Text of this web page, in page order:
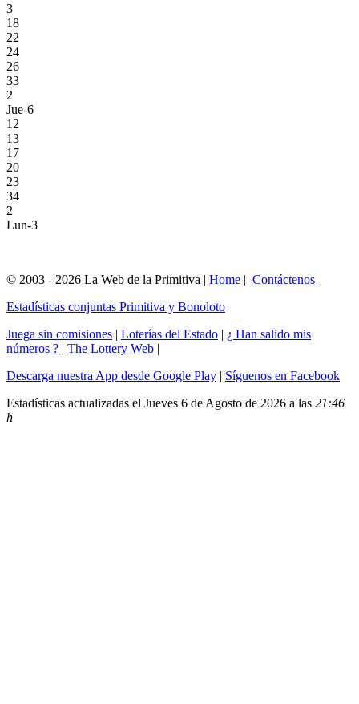
3
18
22
24
26
33
2
Jue-6
12
13
17
20
23
34
2
Lun-3
© 2003 - 2026 La Web de la Primitiva | Home | Contáctenos
Estadísticas conjuntas Primitiva y Bonoloto
Juega sin comisiones | Loterías del Estado | ¿ Han salido mis
números ? | The Lottery Web |
Descarga nuestra App desde Google Play | Síguenos en Facebook
Estadísticas actualizadas el Jueves 6 de Agosto de 2026 a las 21:46
h